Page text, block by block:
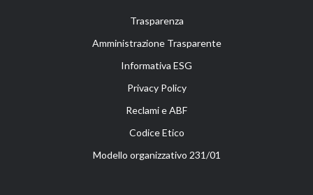
Trasparenza
Amministrazione Trasparente
Informativa ESG
Privacy Policy
Reclami e ABF
Codice Etico
Modello organizzativo 231/01